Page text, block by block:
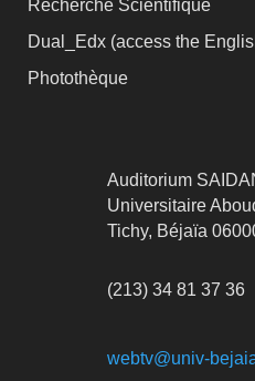
Recherche Scientifique
Dual_Edx (access the
Photothèque
Auditorium
Universitaire
Tichy, Béjaïa
(213) 34 81 37 36
webtv@univ-